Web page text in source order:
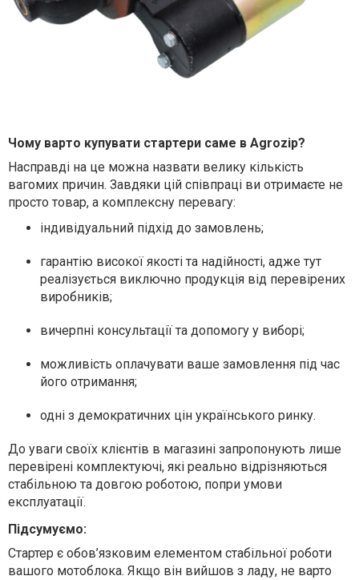
Чому варто купувати стартери саме в Agrozip?
Насправді на це можна назвати велику кількість
вагомих причин. Завдяки цій співпраці ви отримаєте не
просто товар, а комплексну перевагу:
індивідуальний підхід до замовлень;
гарантію високої якості та надійності, адже тут
реалізується виключно продукція від перевірених
виробників;
вичерпні консультації та допомогу у виборі;
можливість оплачувати ваше замовлення під час
його отримання;
одні з демократичних цін українського ринку.
До уваги своїх клієнтів в магазині запропонують лише
перевірені комплектуючі, які реально відрізняються
стабільною та довгою роботою, попри умови
експлуатації.
Підсумуємо:
Стартер є обов’язковим елементом стабільної роботи
вашого мотоблока. Якщо він вийшов з ладу, не варто